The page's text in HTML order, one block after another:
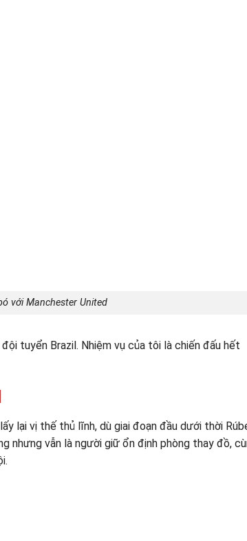
với Manchester United
tuyển Brazil. Nhiệm vụ của tôi là chiến đấu hết
lại vị thế thủ lĩnh, dù giai đoạn đầu dưới thời
nhưng vẫn là người giữ ổn định phòng thay đồ,